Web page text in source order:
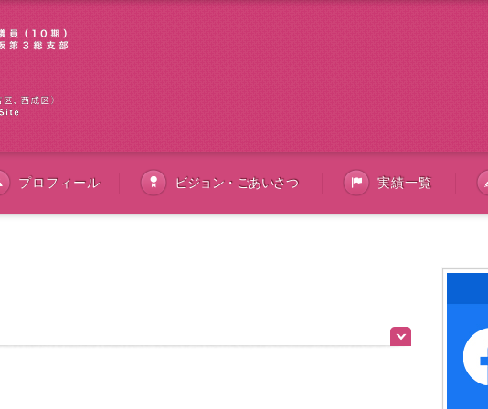
プロフィール ビジョン・ごあいさつ 実績一覧